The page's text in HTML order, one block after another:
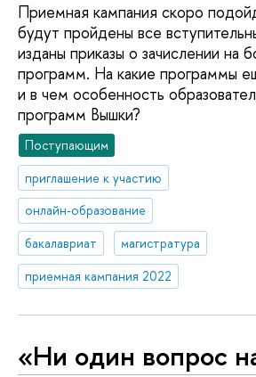
Приемная кампания скоро
будут пройдены все
изданы приказы о зачислении на
программ. На какие программы
и в чем особенность
программ Вышки?
Поступающим
приглашение к участию
онлайн-образование
бакалавриат
магистратура
приемная кампания 2022
«Ни один вопрос